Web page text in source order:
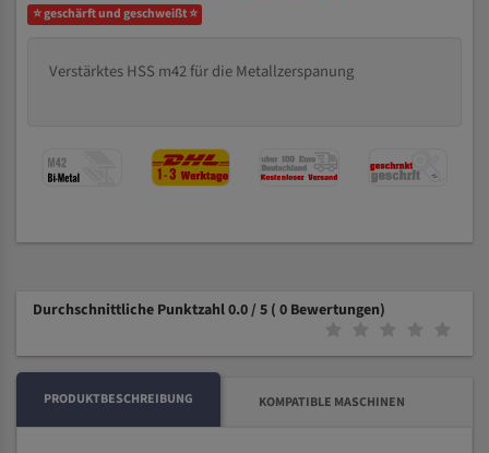
⭐ geschärft und geschweißt ⭐
Verstärktes HSS m42 für die Metallzerspanung
Durchschnittliche Punktzahl 0.0 / 5 ( 0 Bewertungen)
PRODUKTBESCHREIBUNG KOMPATIBLE MASCHINEN